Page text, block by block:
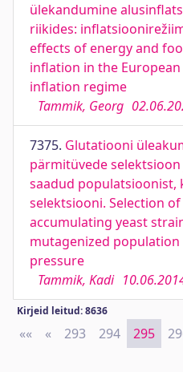
ülekandumine
riikides:
effects of energy and
inflation in the
inflation regime
Tammik, Georg
7375. Glutatiooni
pärmitüvede
saadud populatsioonist,
selektsiooni. Selection
accumulating yeast
mutagenized population
pressure
Tammik, Kadi
Kirjeid leitud: 8636
«« First
« Previous
293 294 295